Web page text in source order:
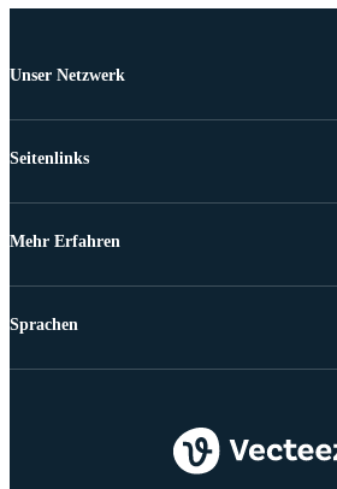
Unser Netzwerk
Seitenlinks
Mehr Erfahren
Sprachen